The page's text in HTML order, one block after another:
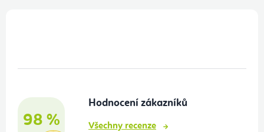
98 %
Hodnocení zákazníků
Všechny recenze